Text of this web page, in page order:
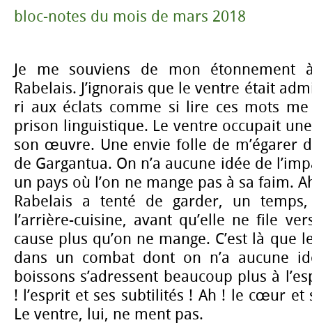
bloc-notes du mois de mars 2018
Je me souviens de mon étonnement
Rabelais. J’ignorais que le ventre était
ri aux éclats comme si lire ces mots
prison linguistique. Le ventre occupait
son œuvre. Une envie folle de m’égarer
de Gargantua. On n’a aucune idée de
un pays où l’on ne mange pas à sa faim.
Rabelais a tenté de garder, un
l’arrière-cuisine, avant qu’elle ne file
cause plus qu’on ne mange. C’est là que
dans un combat dont on n’a aucune
boissons s’adressent beaucoup plus à
! l’esprit et ses subtilités ! Ah ! le cœur et
Le ventre, lui, ne ment pas.